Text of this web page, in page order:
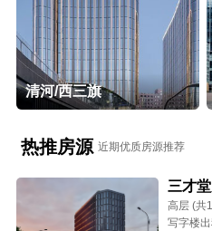
清河/西三旗
热推房源 近期优质房源推荐
三才
高层 (共
写字楼